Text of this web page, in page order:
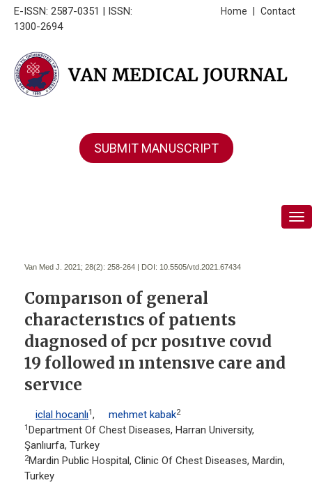
E-ISSN: 2587-0351 | ISSN:
1300-2694
Contact
Home
SUBMIT MANUSCRIPT
Van Med J. 2021; 28(2): 258-264 | DOI: 10.5505/vtd.2021.67434
Comparıson of general
characterıstıcs of patıents
dıagnosed of pcr posıtıve covıd
19 followed ın ıntensıve care and
servıce
iclal hocanlı1, mehmet kabak2
1 Department Of Chest Diseases, Harran University,
Şanlıurfa, Turkey
2Mardin Public Hospital, Clinic Of Chest Diseases, Mardin,
Turkey